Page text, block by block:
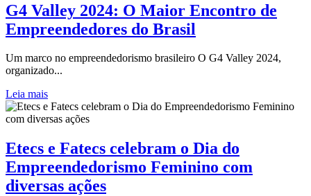
G4 Valley 2024: O Maior Encontro de
Empreendedores do Brasil
Um marco no empreendedorismo brasileiro O G4 Valley 2024,
organizado...
Leia mais
Etecs e Fatecs celebram o Dia do
Empreendedorismo Feminino com
diversas ações